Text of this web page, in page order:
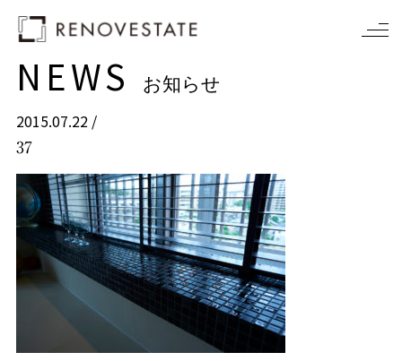
NEWS お知らせ
2015.07.22 /
37